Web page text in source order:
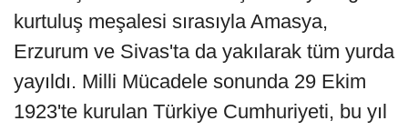
kurtuluş meşalesi sırasıyla Amasya,
Erzurum ve Sivas'ta da yakılarak tüm yurda
yayıldı. Milli Mücadele sonunda 29 Ekim
1923'te kurulan Türkiye Cumhuriyeti, bu yıl